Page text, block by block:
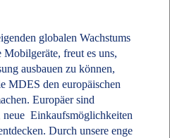
globalen Wachstums
freut es uns,
ausbauen zu können,
MDES den europäischen
Europäer sind
neue Einkaufsmöglichkeiten
Durch unsere enge